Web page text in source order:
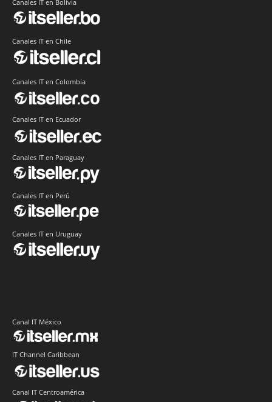
Canales IT en Bolivia
Canales IT en Chile
Canales IT en Colombia
Canales IT en Ecuador
Canales IT en Paraguay
Canales IT en Perú
Canales IT en Uruguay
Canal IT México
IT Channel Caribbean
Canal IT Centroamérica